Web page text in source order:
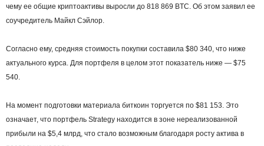
чему ее общие криптоактивы выросли до 818 869 BTC. Об этом заявил ее
соучредитель Майкл Сэйлор.
Согласно ему, средняя стоимость покупки составила $80 340, что ниже
актуального курса. Для портфеля в целом этот показатель ниже — $75
540.
На момент подготовки материала биткоин торгуется по $81 153. Это
означает, что портфель Strategy находится в зоне нереализованной
прибыли на $5,4 млрд, что стало возможным благодаря росту актива в